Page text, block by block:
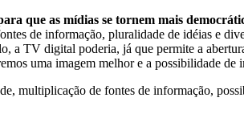
que as mídias se tornem mais
de informação, pluralidade de idéias e
a TV digital poderia, já que permite a
uma imagem melhor e a possibilidade
multiplicação de fontes de informação,